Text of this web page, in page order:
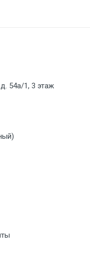
технических
содержатся
54а/1, 3 этаж